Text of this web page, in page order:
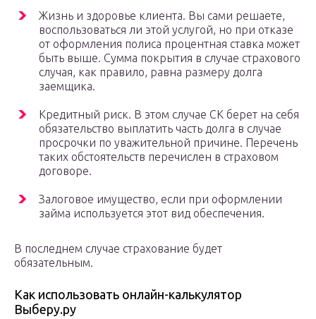
Жизнь и здоровье клиента. Вы сами решаете,
воспользоваться ли этой услугой, но при отказе
от оформления полиса процентная ставка может
быть выше. Сумма покрытия в случае страхового
случая, как правило, равна размеру долга
заемщика.
Кредитный риск. В этом случае СК берет на себя
обязательство выплатить часть долга в случае
просрочки по уважительной причине. Перечень
таких обстоятельств перечислен в страховом
договоре.
Залоговое имущество, если при оформлении
займа используется этот вид обеспечения.
В последнем случае страхование будет
обязательным.
Как использовать онлайн-калькулятор
Выберу.ру